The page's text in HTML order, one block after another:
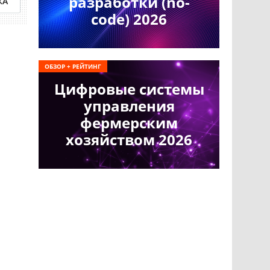
code) 2026
Цифровые системы
управления
фермерским
хозяйством 2026
ОБЗОР + РЕЙТИНГ